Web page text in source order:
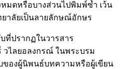
มดหรือบางส่วนไปพิมพ์ซ้ำ เว้น
าลัยเป็นลายลักษณ์อักษร
ที่ปรากฏในวารสาร
ไลยอลงกรณ์ ในพระบรม
องผู้นิพนธ์บทความหรือผู้เขียน